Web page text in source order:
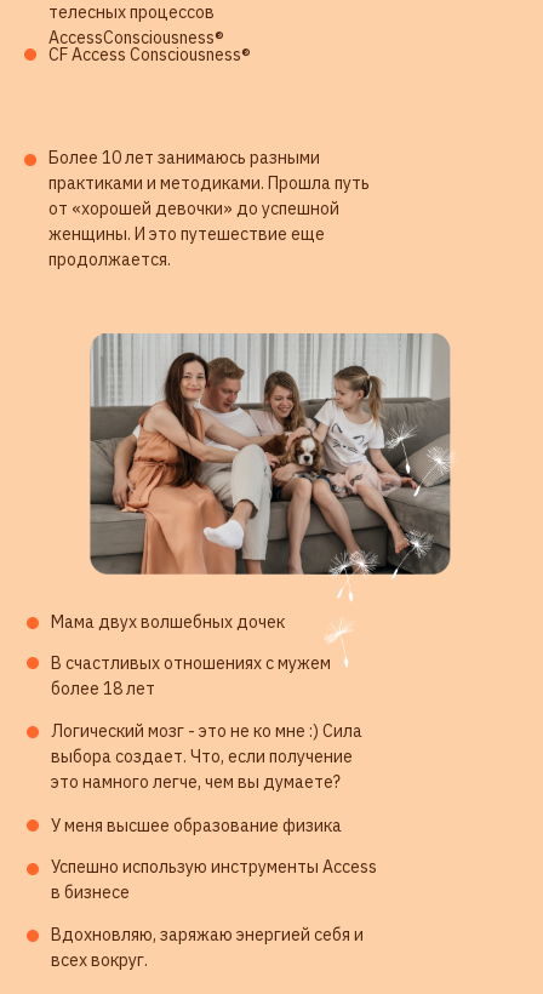
телесных процессов
AccessConsciousness®
CF Access Consciousness®
Более 10 лет занимаюсь разными
практиками и методиками. Прошла путь
от «хорошей девочки» до успешной
женщины. И это путешествие еще
продолжается.
Мама двух волшебных дочек
В счастливых отношениях с мужем
более 18 лет
Логический мозг - это не ко мне :) Сила
выбора создает. Что, если получение
это намного легче, чем вы думаете?
У меня высшее образование физика
Вдохновляю, заряжаю энергией себя и
всех вокруг.
Успешно использую инструменты Access
в бизнесе
ОТВЕТЫ НА ВАШИ ВОПРОСЫ